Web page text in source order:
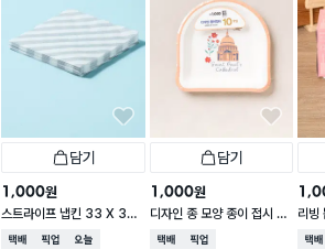
담기
1,000원
스트라이프 냅킨 33 X 33
cm 15매입
택배배송매장픽업오늘배송
담기
1,000원
디자인 종 모양 종이 접시 18
cm 10개입
택배배송매장픽업
리빙
0매
택배